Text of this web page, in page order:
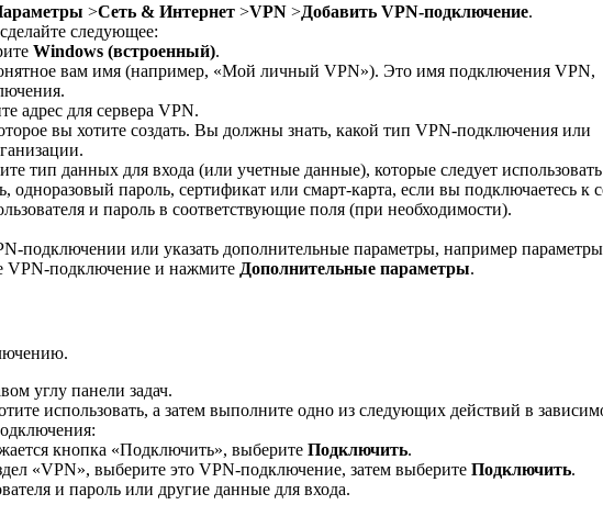
>Сеть & Интернет >VPN >Добавить VPN-подключение.
сделайте следующее:
Windows (встроенный).
вам имя (например, «Мой личный VPN»). Это имя подключения VPN,
адрес для сервера VPN.
вы хотите создать. Вы должны знать, какой тип VPN-подключения или
тип данных для входа (или учетные данные), которые следует
одноразовый пароль, сертификат или смарт-карта, если вы подключаетесь к
и пароль в соответствующие поля (при необходимости).
подключении или указать дополнительные параметры, например параметры
VPN-подключение и нажмите Дополнительные параметры.
углу панели задач.
использовать, а затем выполните одно из следующих действий в
кнопка «Подключить», выберите Подключить.
«VPN», выберите это VPN-подключение, затем выберите Подключить.
и пароль или другие данные для входа.